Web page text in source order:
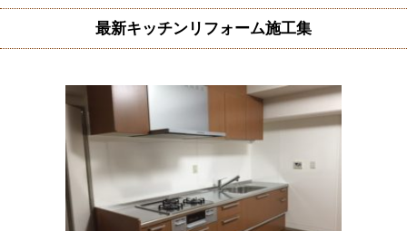
最新キッチンリフォーム施工集